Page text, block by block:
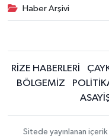
Haber Arşivi
RİZE HABERLERİ
BÖLGEMİZ
Sitede yayınlanan